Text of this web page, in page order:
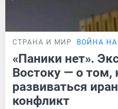
СТРАНА И МИР ВОЙНА
«Паники нет».
Востоку — о том,
развиваться
конфликт